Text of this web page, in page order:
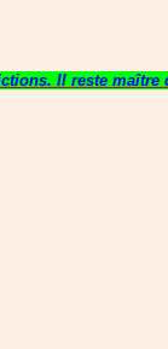
Il reste maître